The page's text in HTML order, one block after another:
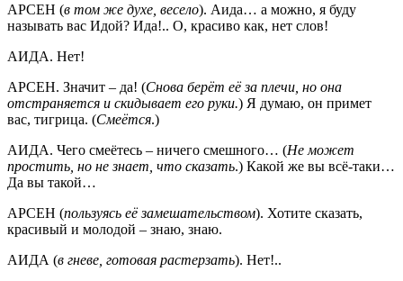
АРСЕН (в том же духе, весело). Аида… а можно, я буду
называть вас Идой? Ида!.. О, красиво как, нет слов!
АИДА. Нет!
АРСЕН. Значит – да! (Снова берёт её за плечи, но она
отстраняется и скидывает его руки.) Я думаю, он примет
вас, тигрица. (Смеётся.)
АИДА. Чего смеётесь – ничего смешного… (Не может
простить, но не знает, что сказать.) Какой же вы всё-таки…
Да вы такой…
АРСЕН (пользуясь её замешательством). Хотите сказать,
красивый и молодой – знаю, знаю.
АИДА (в гневе, готовая растерзать). Нет!..